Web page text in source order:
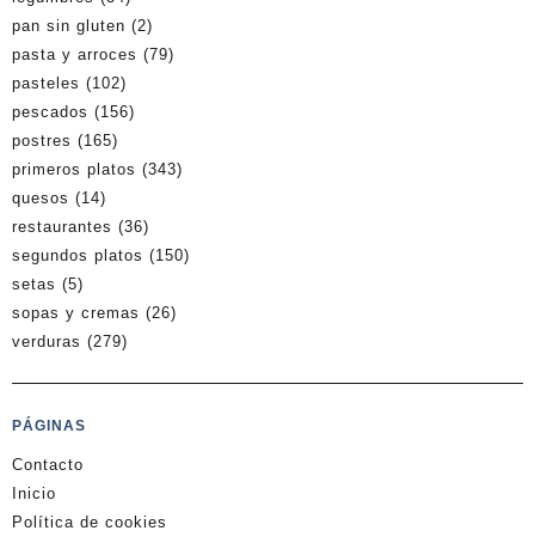
pan sin gluten (2)
pasta y arroces (79)
pasteles (102)
pescados (156)
postres (165)
primeros platos (343)
quesos (14)
restaurantes (36)
segundos platos (150)
setas (5)
sopas y cremas (26)
verduras (279)
PÁGINAS
Contacto
Inicio
Política de cookies